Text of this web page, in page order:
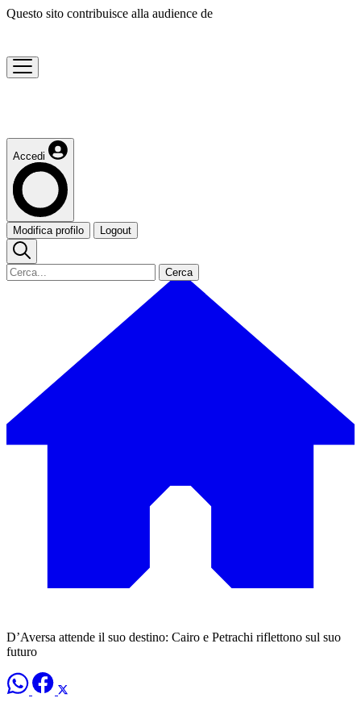
Questo sito contribuisce alla audience de
Accedi
Modifica profilo Logout
Cerca
D’Aversa attende il suo destino: Cairo e Petrachi riflettono sul suo
futuro